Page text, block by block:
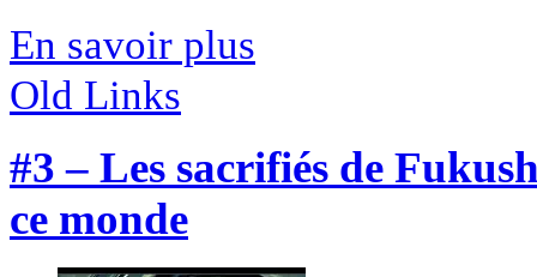
En savoir plus
Old Links
#3 – Les sacrifiés de
ce monde